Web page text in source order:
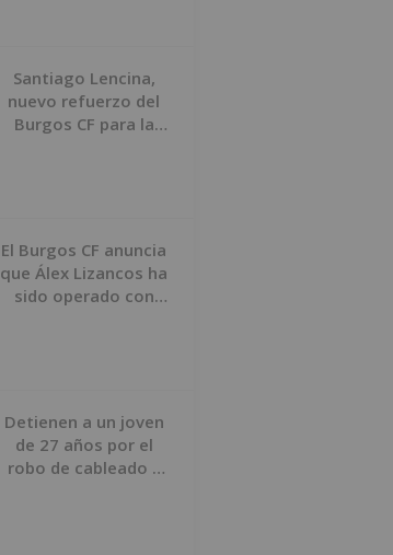
Santiago Lencina,
nuevo refuerzo del
Burgos CF para la
El Burgos CF anuncia
que Álex Lizancos ha
sido operado con
Detienen a un joven
de 27 años por el
robo de cableado y